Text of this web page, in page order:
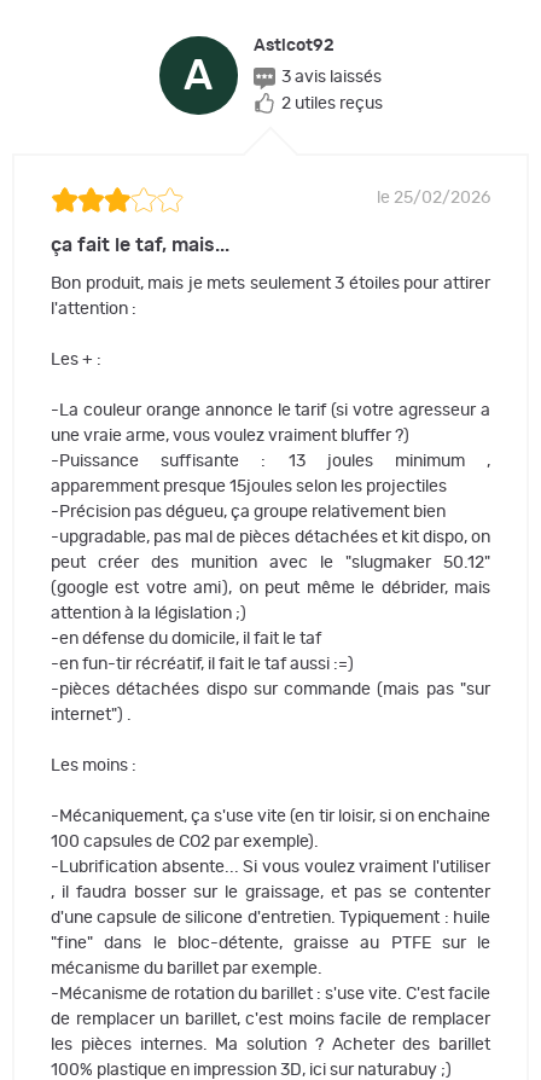
A
Asticot92
3 avis laissés
2 utiles reçus
le 25/02/2026
ça fait le taf, mais...
Bon produit, mais je mets seulement 3 étoiles pour attirer
l'attention :
Les + :
-La couleur orange annonce le tarif (si votre agresseur a
une vraie arme, vous voulez vraiment bluffer ?)
-Puissance suffisante : 13 joules minimum ,
apparemment presque 15joules selon les projectiles
-Précision pas dégueu, ça groupe relativement bien
-upgradable, pas mal de pièces détachées et kit dispo, on
peut créer des munition avec le "slugmaker 50.12"
(google est votre ami), on peut même le débrider, mais
attention à la législation ;)
-en défense du domicile, il fait le taf
-en fun-tir récréatif, il fait le taf aussi :=)
-pièces détachées dispo sur commande (mais pas "sur
internet") .
Les moins :
-Mécaniquement, ça s'use vite (en tir loisir, si on enchaine
100 capsules de CO2 par exemple).
-Lubrification absente... Si vous voulez vraiment l'utiliser
, il faudra bosser sur le graissage, et pas se contenter
d'une capsule de silicone d'entretien. Typiquement : huile
"fine" dans le bloc-détente, graisse au PTFE sur le
mécanisme du barillet par exemple.
-Mécanisme de rotation du barillet : s'use vite. C'est facile
de remplacer un barillet, c'est moins facile de remplacer
les pièces internes. Ma solution ? Acheter des barillet
100% plastique en impression 3D, ici sur naturabuy ;)